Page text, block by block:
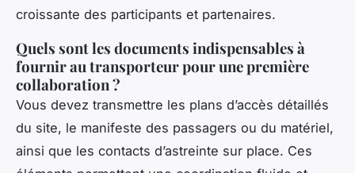
croissante des participants et partenaires.
Quels sont les documents indispensables à
fournir au transporteur pour une première
collaboration ?
Vous devez transmettre les plans d’accès détaillés
du site, le manifeste des passagers ou du matériel,
ainsi que les contacts d’astreinte sur place. Ces